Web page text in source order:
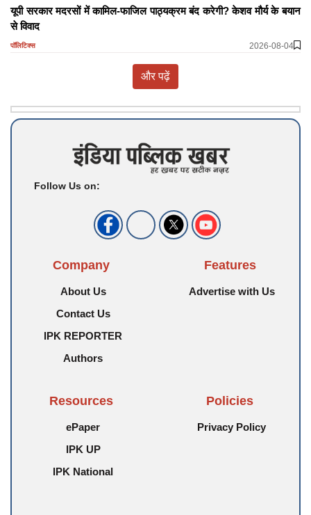
यूपी सरकार मदरसों में कामिल-फाजिल पाठ्यक्रम बंद करेगी? केशव मौर्य के बयान
से विवाद
पॉलिटिक्स 2026-08-04
और पढ़ें
Follow Us on:
Company
About Us
Contact Us
IPK REPORTER
Authors
Features
Advertise with Us
Resources
ePaper
IPK UP
IPK National
Policies
Privacy Policy